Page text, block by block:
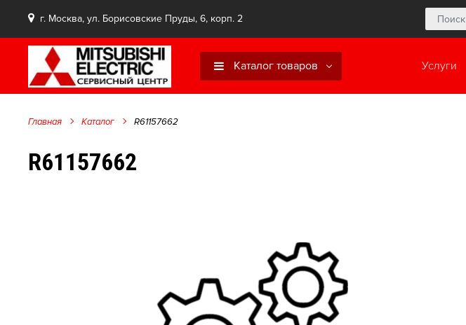
г. Москва, ул. Борисовские Пруды, 6, корп. 2
Услуги
Каталог товаров
Главная Каталог R61157662
R61157662